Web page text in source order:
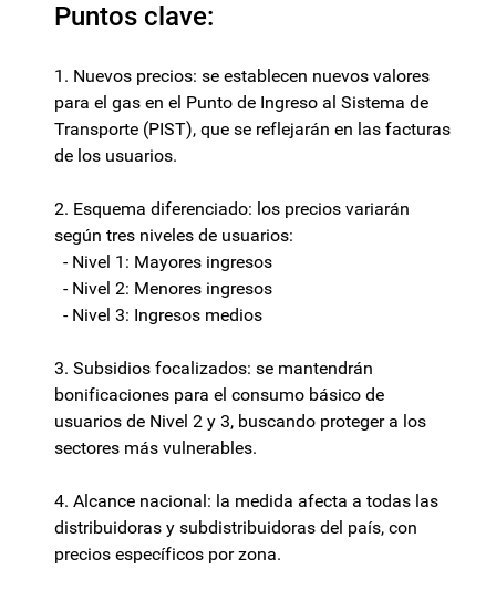
Puntos clave:
1. Nuevos precios: se establecen nuevos valores
para el gas en el Punto de Ingreso al Sistema de
Transporte (PIST), que se reflejarán en las facturas
de los usuarios.
2. Esquema diferenciado: los precios variarán
según tres niveles de usuarios:
- Nivel 1: Mayores ingresos
- Nivel 2: Menores ingresos
- Nivel 3: Ingresos medios
3. Subsidios focalizados: se mantendrán
bonificaciones para el consumo básico de
usuarios de Nivel 2 y 3, buscando proteger a los
sectores más vulnerables.
4. Alcance nacional: la medida afecta a todas las
distribuidoras y subdistribuidoras del país, con
precios específicos por zona.